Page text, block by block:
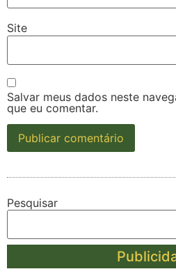
Site
Salvar meus dados neste
que eu comentar.
Pesquisar